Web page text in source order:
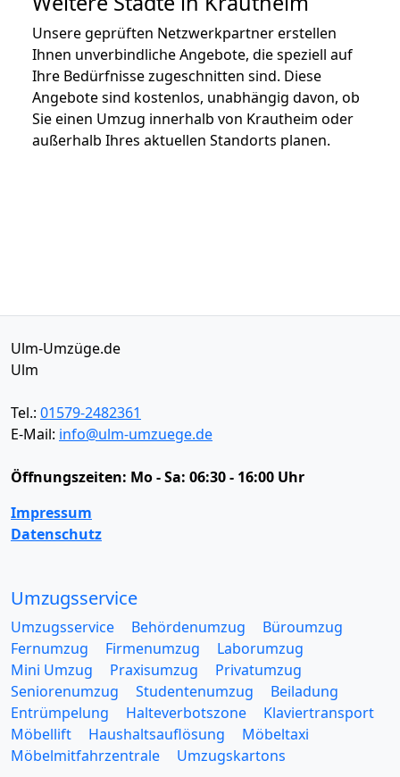
Unsere geprüften Netzwerkpartner erstellen
Ihnen unverbindliche Angebote, die speziell auf
Ihre Bedürfnisse zugeschnitten sind. Diese
Angebote sind kostenlos, unabhängig davon, ob
Sie einen Umzug innerhalb von Krautheim oder
außerhalb Ihres aktuellen Standorts planen.
Ulm-Umzüge.de
Ulm
Tel.: 01579-2482361
E-Mail: info@ulm-umzuege.de
Öffnungszeiten: Mo - Sa: 06:30 - 16:00 Uhr
Impressum
Datenschutz
Umzugsservice
Umzugsservice Behördenumzug
Büroumzug
Fernumzug
Firmenumzug
Laborumzug
Mini Umzug
Praxisumzug
Privatumzug
Seniorenumzug
Studentenumzug
Beiladung
Entrümpelung
Halteverbotszone
Klaviertransport
Möbellift
Haushaltsauflösung
Möbeltaxi
Möbelmitfahrzentrale
Umzugskartons